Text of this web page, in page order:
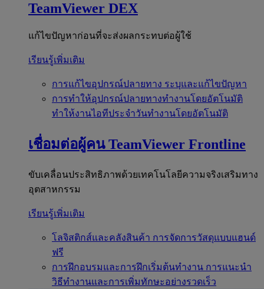
TeamViewer DEX
แก้ไขปัญหาก่อนที่จะส่งผลกระทบต่อผู้ใช้
เรียนรู้เพิ่มเติม
การแก้ไขอุปกรณ์ปลายทาง ระบุและแก้ไขปัญหา
การทำให้อุปกรณ์ปลายทางทำงานโดยอัตโนมัติ
ทำให้งานไอทีประจำวันทำงานโดยอัตโนมัติ
เชื่อมต่อผู้คน TeamViewer Frontline
ขับเคลื่อนประสิทธิภาพด้วยเทคโนโลยีความจริงเสริมทาง
อุตสาหกรรม
เรียนรู้เพิ่มเติม
โลจิสติกส์และคลังสินค้า การจัดการวัสดุแบบแฮนด์
ฟรี
การฝึกอบรมและการฝึกเริ่มต้นทำงาน การแนะนำ
วิธีทำงานและการเพิ่มทักษะอย่างรวดเร็ว